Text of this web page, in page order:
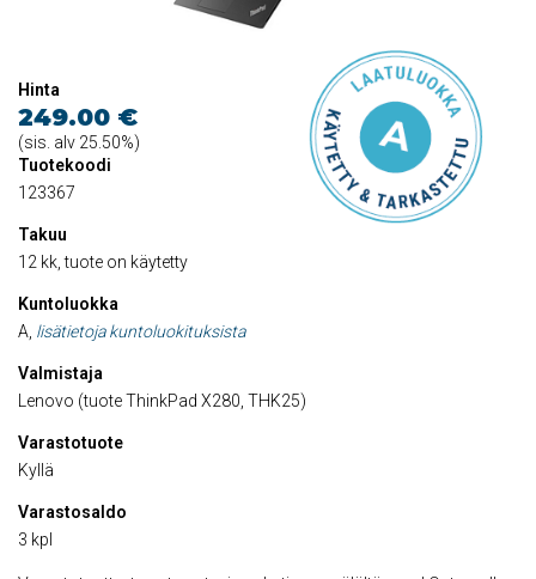
Hinta
249.00 €
(sis. alv 25.50%)
Tuotekoodi
123367
Takuu
12 kk, tuote on käytetty
Kuntoluokka
A, lisätietoja kuntoluokituksista
Valmistaja
Lenovo (tuote ThinkPad X280, THK25)
Varastotuote
Kyllä
Varastosaldo
3 kpl